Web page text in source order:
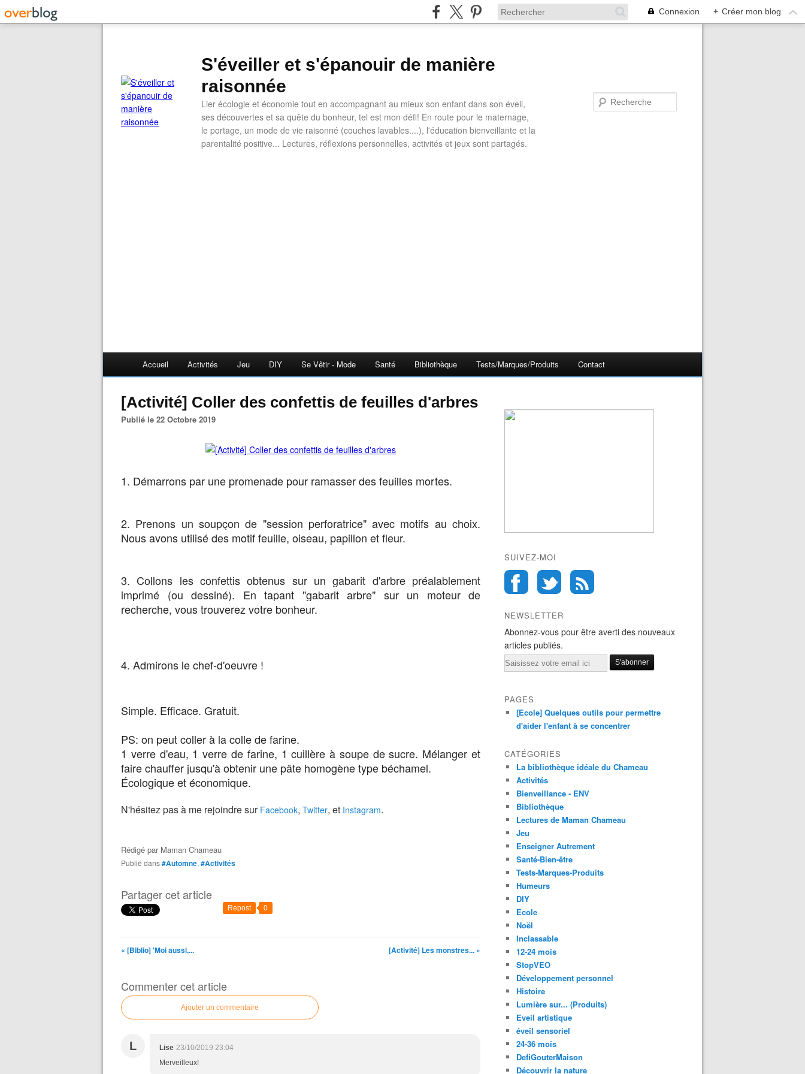
Connexion + Créer mon blog
S'éveiller et s'épanouir de manière
raisonnée
Lier écologie et économie tout en accompagnant au mieux son enfant dans son éveil,
ses découvertes et sa quête du bonheur, tel est mon défi! En route pour le maternage,
le portage, un mode de vie raisonné (couches lavables....), l'éducation bienveillante et la
parentalité positive... Lectures, réflexions personnelles, activités et jeux sont partagés.
Accueil Activités Jeu DIY Se Vêtir - Mode Santé Bibliothèque Tests/Marques/Produits Contact
[Activité] Coller des confettis de feuilles d'arbres
Publié le 22 Octobre 2019
1. Démarrons par une promenade pour ramasser des feuilles mortes.
2. Prenons un soupçon de "session perforatrice" avec motifs au choix.
Nous avons utilisé des motif feuille, oiseau, papillon et fleur.
3. Collons les confettis obtenus sur un gabarit d'arbre préalablement
imprimé (ou dessiné). En tapant "gabarit arbre" sur un moteur de
recherche, vous trouverez votre bonheur.
4. Admirons le chef-d'oeuvre !
Simple. Efficace. Gratuit.
PS: on peut coller à la colle de farine.
1 verre d'eau, 1 verre de farine, 1 cuillère à soupe de sucre. Mélanger et
faire chauffer jusqu'à obtenir une pâte homogène type béchamel.
Écologique et économique.
N'hésitez pas à me rejoindre sur Facebook, Twitter, et Instagram.
Rédigé par Maman Chameau
Publié dans#Automne, #Activités
Partager cet article
Repost 0
« [Biblio] 'Moi aussi,... [Activité] Les monstres... »
Commenter cet article
Ajouter un commentaire
L Lise 23/10/2019 23:04
Merveilleux!
SUIVEZ-MOI
NEWSLETTER
Abonnez-vous pour être averti des nouveaux
articles publiés.
Email
PAGES
[Ecole] Quelques outils pour permettre
d'aider l'enfant à se concentrer
CATÉGORIES
La bibliothèque idéale du Chameau
Activités
Bienveillance - ENV
Bibliothèque
Lectures de Maman Chameau
Jeu
Enseigner Autrement
Santé-Bien-être
Tests-Marques-Produits
Humeurs
DIY
Ecole
Noël
Inclassable
12-24 mois
StopVEO
Développement personnel
Histoire
Lumière sur... (Produits)
Eveil artistique
éveil sensoriel
24-36 mois
DefiGouterMaison
Découvrir la nature